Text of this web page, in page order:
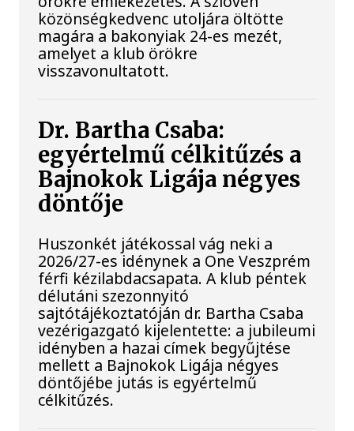
közönségkedvenc utoljára öltötte
magára a bakonyiak 24-es mezét,
amelyet a klub örökre
visszavonultatott.
Dr. Bartha Csaba:
egyértelmű célkitűzés a
Bajnokok Ligája négyes
döntője
Huszonkét játékossal vág neki a
2026/27-es idénynek a One Veszprém
férfi kézilabdacsapata. A klub péntek
délutáni szezonnyitó
sajtótájékoztatóján dr. Bartha Csaba
vezérigazgató kijelentette: a jubileumi
idényben a hazai címek begyűjtése
mellett a Bajnokok Ligája négyes
döntőjébe jutás is egyértelmű
célkitűzés.